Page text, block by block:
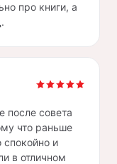
про книги, а
после совета
что раньше
и
в отличном